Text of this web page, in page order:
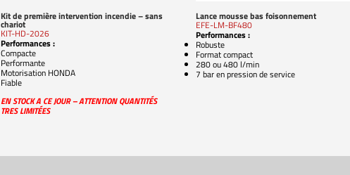
Kit de première intervention incendie – sans
chariot
KIT-HD-2026
Performances :
Compacte
Performante
Motorisation HONDA
Fiable
EN STOCK A CE JOUR – ATTENTION QUANTITÉS
TRES LIMITÉES
Lance mousse bas foisonnement
EFE-LM-BF480
Performances :
Robuste
Format compact
280 ou 480 l/min
7 bar en pression de service